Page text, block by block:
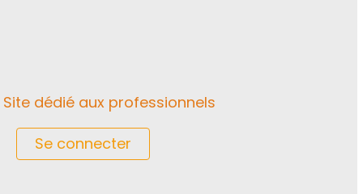
Site dédié aux professionnels
Se connecter